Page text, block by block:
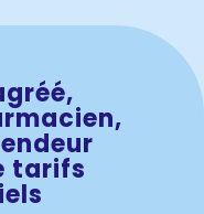
tarifs